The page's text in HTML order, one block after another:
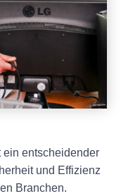
ein entscheidender
und Effizienz
Branchen.